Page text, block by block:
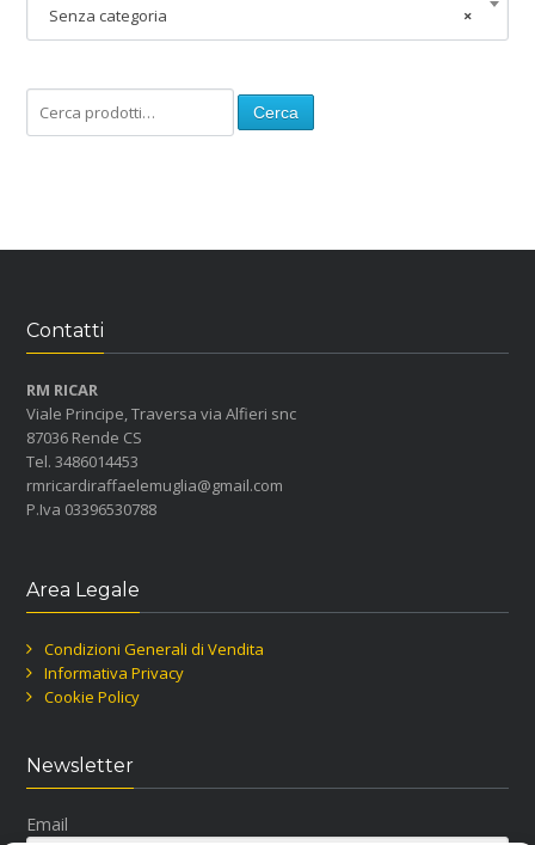
×
Senza categoria
Cerca
Contatti
RM RICAR
Viale Principe, Traversa via Alfieri snc
87036 Rende CS
Tel. 3486014453
rmricardiraffaelemuglia@gmail.com
P.Iva 03396530788
Area Legale
Condizioni Generali di Vendita
Informativa Privacy
Cookie Policy
Newsletter
Email